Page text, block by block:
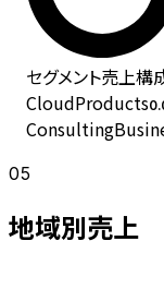
セグメント売上構
CloudProducts
05
地域別売上